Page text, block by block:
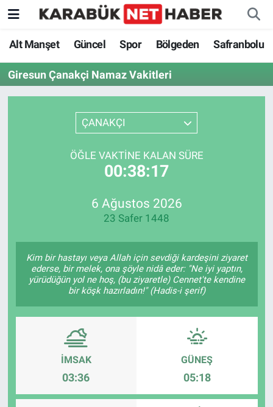
Alt Manşet Güncel Spor Bölgeden Safranbolu
Giresun Çanakçi Namaz Vakitleri
ÇANAKÇI
ÖĞLE VAKTINE KALAN SÜRE
00:38:17
6 Ağustos 2026
23 Safer 1448
Kim bir hastayı veya Allah için sevdiği kardeşini ziyaret
ederse, bir melek, ona şöyle nidâ eder: "Ne iyi yaptın,
yürüdüğün yol ne hoş, (bu ziyaretle) Cennet'te kendine
bir köşk hazırladın!" (Hadis-i şerif)
İMSAK
03:36
GÜNEŞ
05:18